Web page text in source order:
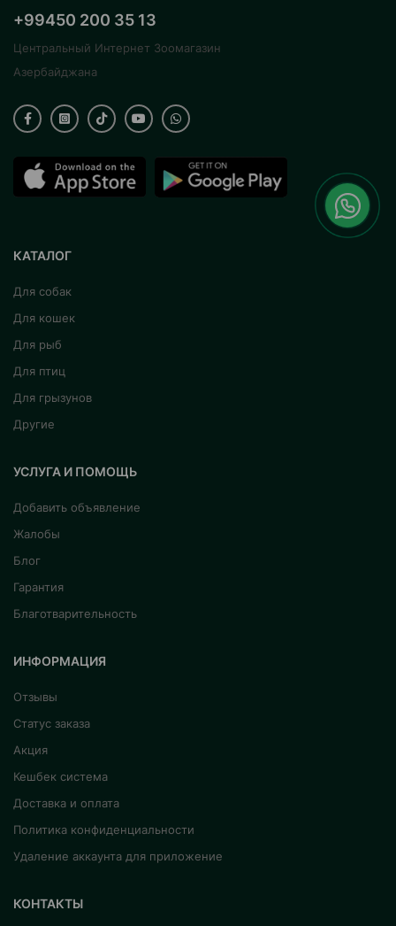
+99450 200 35 13
Центральный Интернет Зоомагазин
Азербайджана
КАТАЛОГ
Для собак
Для кошек
Для рыб
Для птиц
Для грызунов
Другие
УСЛУГА И ПОМОЩЬ
Добавить объявление
Жалобы
Блог
Гарантия
Благотварительность
ИНФОРМАЦИЯ
Отзывы
Статус заказа
Акция
Кешбек система
Доставка и оплата
Политика конфиденциальности
Удаление аккаунта для приложение
КОНТАКТЫ